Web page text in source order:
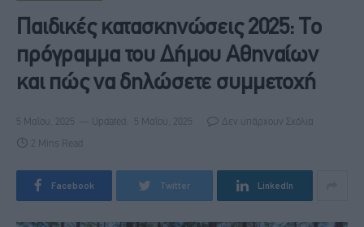
Παιδικές κατασκηνώσεις 2025: Το
πρόγραμμα του Δήμου Αθηναίων
και πώς να δηλώσετε συμμετοχή
5 Μαΐου, 2025 Updated: 5 Μαΐου, 2025 Δεν υπάρχουν Σχόλια
2 Mins Read
Facebook Twitter LinkedIn